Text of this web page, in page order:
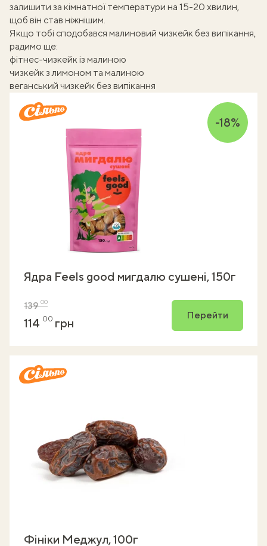
залишити за кімнатної температури на 15-20 хвилин,
щоб він став ніжнішим.
Якщо тобі сподобався малиновий чизкейк без випікання,
радимо ще:
фітнес-чизкейк із малиною
чизкейк з лимоном та малиною
веганський чизкейк без випікання
-18%
Ядра Feels good мигдалю сушені, 150г
13900
114 00 грн
Перейти
Фініки Меджул, 100г